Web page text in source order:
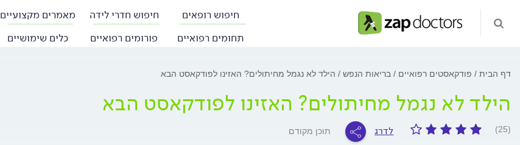
חיפוש רופאים חיפוש חדרי לידה מאמרים מקצועיים
תחומים רפואיים
פורומים רפואיים כלים שימושיים
דף הבית פודקאסטים רפואיים בריאות הנפש הילד לא נגמל מחיתולים? האזינו לפודקאסט הבא
הילד לא נגמל מחיתולים? האזינו לפודקאסט הבא
(25) לדרג תוכן מקודם